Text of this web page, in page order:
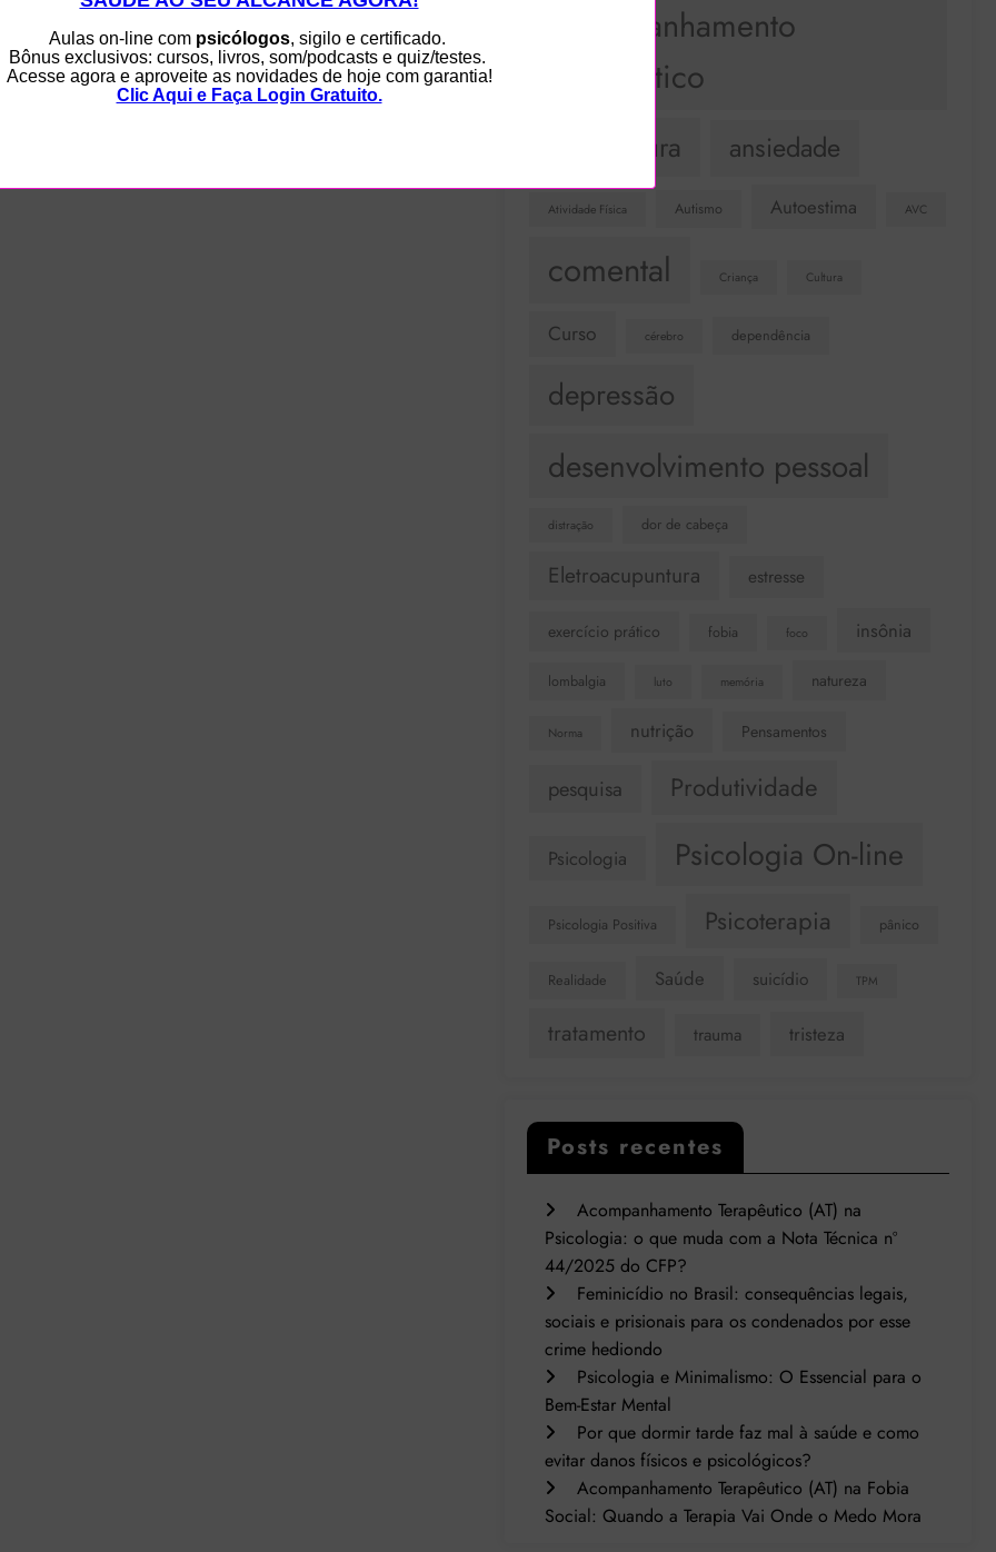
Acompanhamento
Terapêutico
Acupuntura ansiedade
Atividade Física Autismo Autoestima AVC
comental Criança Cultura
Curso cérebro dependência
depressão
desenvolvimento pessoal
distração dor de cabeça
Eletroacupuntura estresse
exercício prático fobia foco insônia
lombalgia luto memória natureza
Norma nutrição Pensamentos
pesquisa Produtividade
Psicologia Psicologia On-line
Psicologia Positiva Psicoterapia pânico
Realidade Saúde suicídio TPM
tratamento trauma tristeza
Posts recentes
Acompanhamento Terapêutico (AT) na
Psicologia: o que muda com a Nota Técnica nº
44/2025 do CFP?
Feminicídio no Brasil: consequências legais,
sociais e prisionais para os condenados por esse
crime hediondo
Psicologia e Minimalismo: O Essencial para o
Bem-Estar Mental
Por que dormir tarde faz mal à saúde e como
evitar danos físicos e psicológicos?
Acompanhamento Terapêutico (AT) na Fobia
Social: Quando a Terapia Vai Onde o Medo Mora